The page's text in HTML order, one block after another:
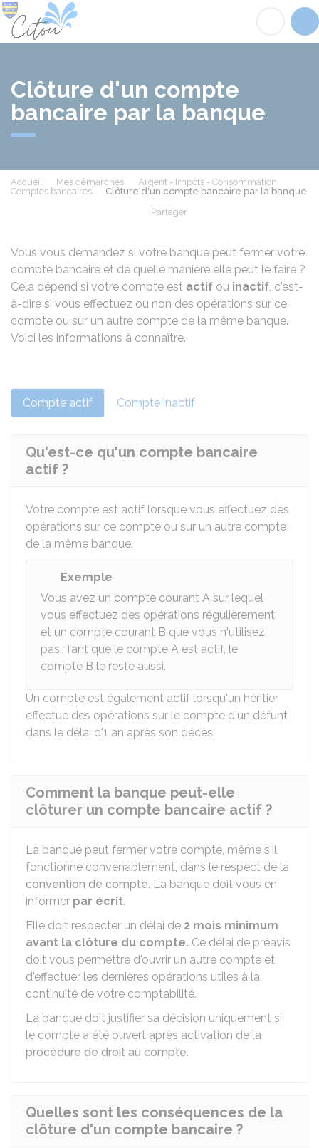
Clôture d'un compte
bancaire par la banque
Accueil Mes démarches
Argent - Impôts - Consommation
Comptes bancaires
Clôture d'un compte bancaire par la banque
Partager
Vous vous demandez si votre banque peut fermer votre
compte bancaire et de quelle manière elle peut le faire ?
Cela dépend si votre compte est actif ou inactif, c'est-
à-dire si vous effectuez ou non des opérations sur ce
compte ou sur un autre compte de la même banque.
Voici les informations à connaître.
Compte actif Compte inactif
Qu'est-ce qu'un compte bancaire
actif ?
Votre compte est actif lorsque vous effectuez des
opérations sur ce compte ou sur un autre compte
de la même banque.
Exemple
Vous avez un compte courant A sur lequel
vous effectuez des opérations régulièrement
et un compte courant B que vous n'utilisez
pas. Tant que le compte A est actif, le
compte B le reste aussi.
Un compte est également actif lorsqu'un héritier
effectue des opérations sur le compte d'un défunt
dans le délai d'1 an après son décès.
Comment la banque peut-elle
clôturer un compte bancaire actif ?
La banque peut fermer votre compte, même s'il
fonctionne convenablement, dans le respect de la
convention de compte. La banque doit vous en
informer par écrit.
Elle doit respecter un délai de 2 mois minimum
avant la clôture du compte. Ce délai de préavis
doit vous permettre d'ouvrir un autre compte et
d'effectuer les dernières opérations utiles à la
continuité de votre comptabilité.
La banque doit justifier sa décision uniquement si
le compte a été ouvert après activation de la
procédure de droit au compte.
Quelles sont les conséquences de la
clôture d'un compte bancaire ?